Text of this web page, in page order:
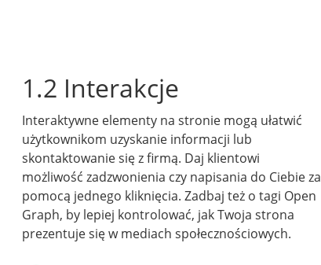
1.2 Interakcje
Interaktywne elementy na stronie mogą ułatwić
użytkownikom uzyskanie informacji lub
skontaktowanie się z firmą. Daj klientowi
możliwość zadzwonienia czy napisania do Ciebie za
pomocą jednego kliknięcia. Zadbaj też o tagi Open
Graph, by lepiej kontrolować, jak Twoja strona
prezentuje się w mediach społecznościowych.